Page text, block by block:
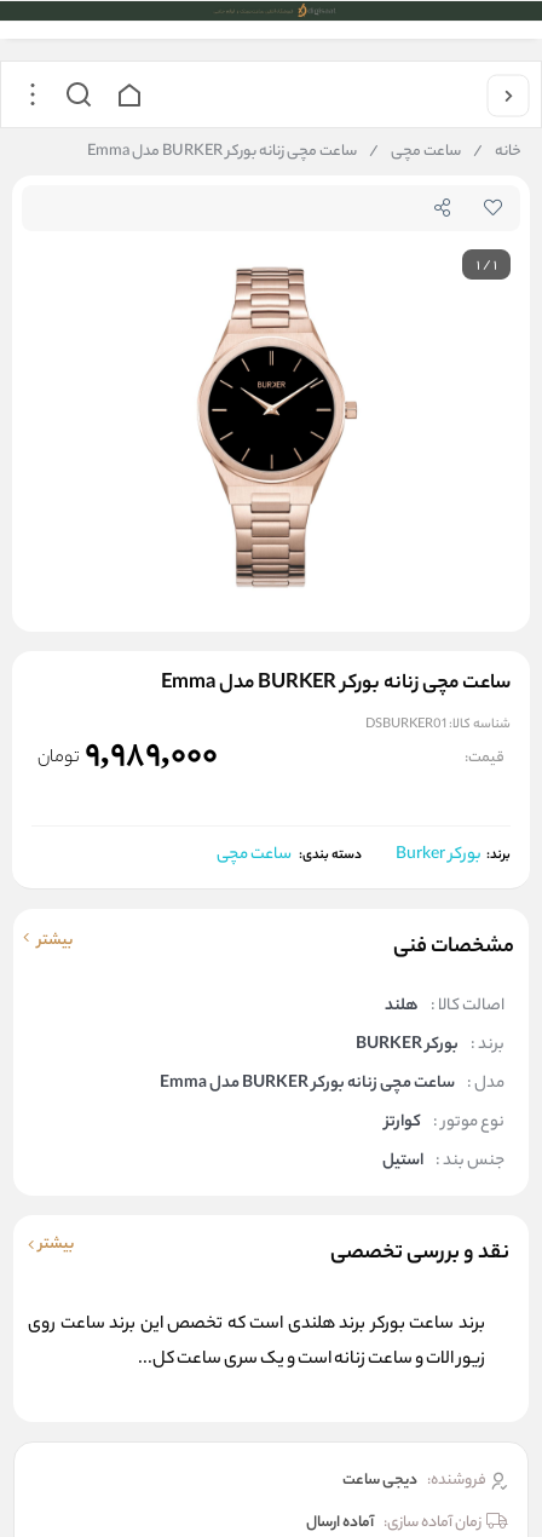
خانه / ساعت مچی / ساعت مچی زنانه بورکر BURKER مدل Emma
1/1
ساعت مچی زنانه بورکر BURKER مدل Emma
شناسه کالا: DSBURKER01
قیمت: 9,989,000 تومان
برند: بورکر Burker دسته بندی: ساعت مچی
مشخصات فنی بیشتر
اصالت کالا : هلند
برند : بورکر BURKER
مدل : ساعت مچی زنانه بورکر BURKER مدل Emma
نوع موتور : کوارتز
جنس بند : استیل
نقد و بررسی تخصصی بیشتر
برند ساعت بورکر برند هلندی است که تخصص این برند ساعت روی
زیور الات و ساعت زنانه است و یک سری ساعت کل...
فروشنده: دیجی ساعت
زمان آماده سازی: آماده ارسال